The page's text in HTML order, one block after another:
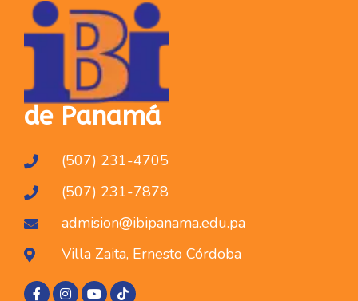
de Panamá
(507) 231-4705
(507) 231-7878
admision@ibipanama.edu.pa
Villa Zaita, Ernesto Córdoba